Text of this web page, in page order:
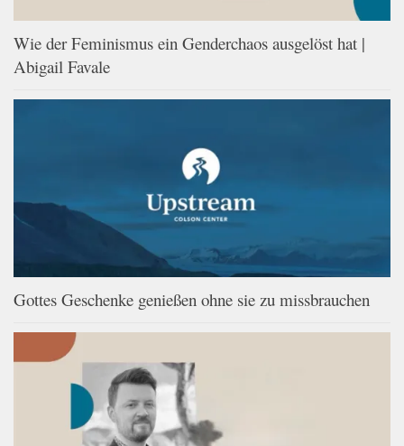
Wie der Feminismus ein Genderchaos ausgelöst hat |
Abigail Favale
Gottes Geschenke genießen ohne sie zu missbrauchen